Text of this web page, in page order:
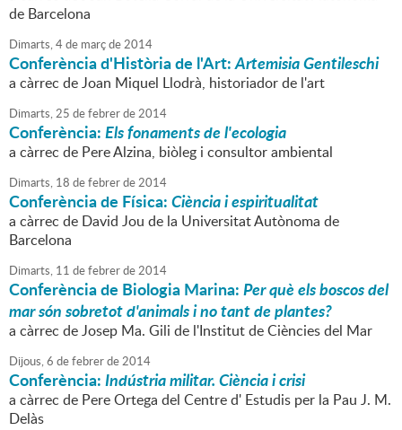
de Barcelona
Dimarts,4de marçde2014
Conferència d'Història de l'Art:Artemisia Gentileschi
a càrrec de Joan Miquel Llodrà, historiador de l'art
Dimarts,25 defebrerde2014
Conferència:Els fonaments de l'ecologia
a càrrec de Pere Alzina, biòleg i consultor ambiental
Dimarts, 18 defebrerde2014
Conferència de Física:Ciència i espiritualitat
a càrrec de David Jou de la Universitat Autònoma de
Barcelona
Dimarts, 11 defebrerde2014
Conferència de Biologia Marina:Per què els boscos del
mar són sobretot d'animals i no tant de plantes?
a càrrec de Josep Ma. Gili de l'Institut de Ciències del Mar
Dijous,6 defebrerde2014
Conferència:Indústria militar. Ciència i crisi
a càrrec de Pere Ortega del Centre d' Estudis per la Pau J. M.
Delàs